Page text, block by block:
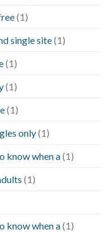
(1)
single site(1)
(1)
(1)
(1)
only(1)
know when a(1)
(1)
know when a(1)